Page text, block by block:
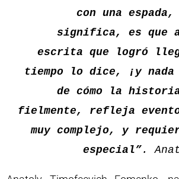
con una
significa, es que
escrita que logró
tiempo lo dice, ¡y nada
de cómo la historia
fielmente, refleja
muy complejo, y
especial”.